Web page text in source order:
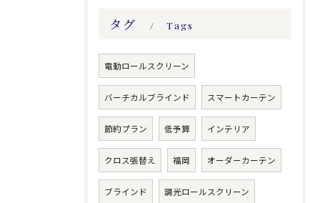
タグ Tags
電動ロールスクリーン
バーチカルブラインド スマートカーテン
節約プラン 低予算 インテリア
クロス張替え 福岡 オーダーカーテン
ブラインド 調光ロールスクリーン